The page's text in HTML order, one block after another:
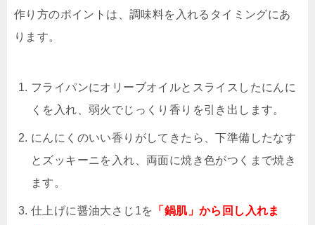
作り方のポイントは、調味料を入れるタイミングにあ
ります。
フライパンにオリーブオイルとスライスしたにんに
くを入れ、弱火でじっくり香りを引き出します。
にんにくのいい香りがしてきたら、下準備したなす
とズッキーニを入れ、両面に焼き色がつくまで焼き
ます。
仕上げに醤油大さじ1を 「鍋肌」から回し入れま